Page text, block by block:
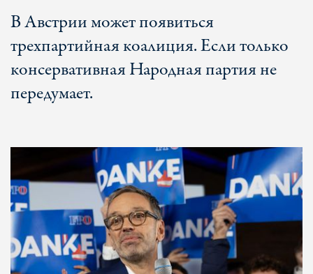
В Австрии может появиться
трехпартийная коалиция. Если только
консервативная Народная партия не
передумает.